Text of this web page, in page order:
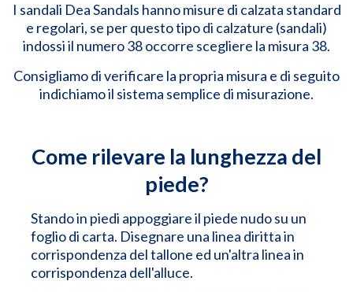
I sandali Dea Sandals hanno misure di calzata standard
e regolari, se per questo tipo di calzature (sandali)
indossi il numero 38 occorre scegliere la misura 38.
Consigliamo di verificare la propria misura e di seguito
indichiamo il sistema semplice di misurazione.
Come rilevare la lunghezza del
piede?
Stando in piedi appoggiare il piede nudo su un
foglio di carta. Disegnare una linea diritta in
corrispondenza del tallone ed un'altra linea in
corrispondenza dell'alluce.